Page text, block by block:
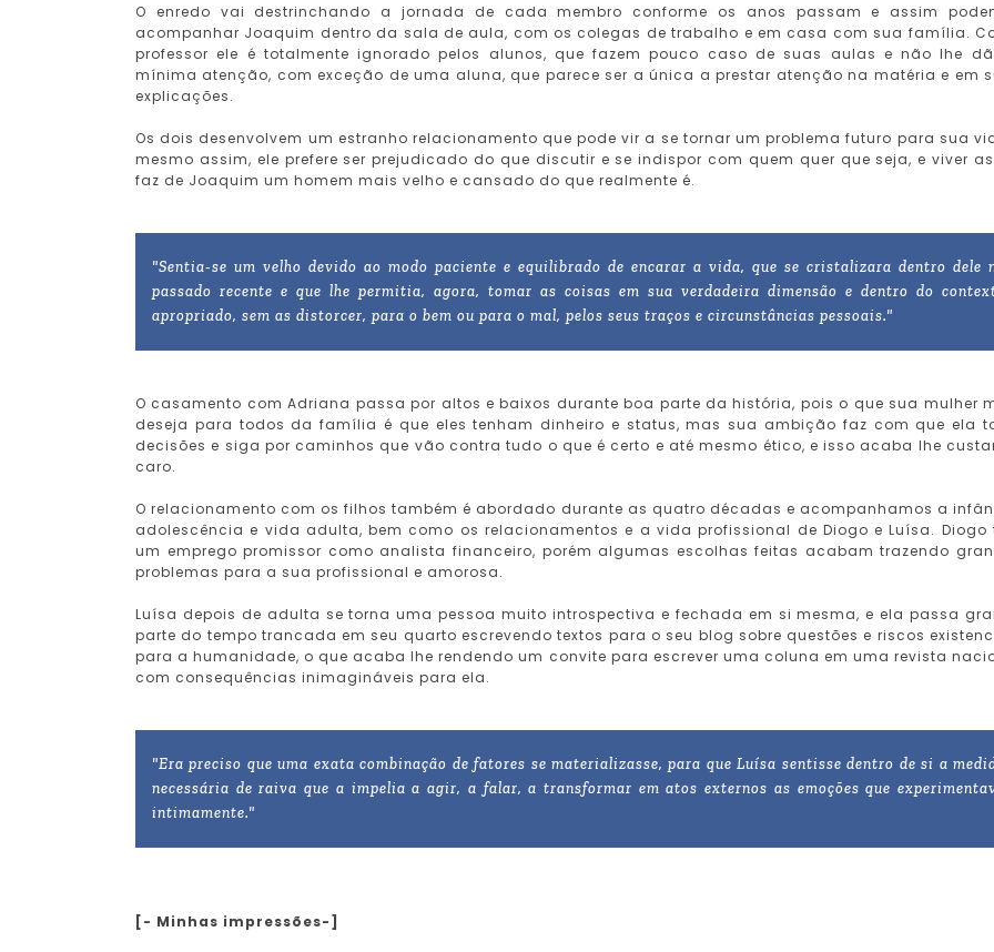
O enredo vai destrinchando a jornada de cada membro conforme os anos passam e assim
acompanhar Joaquim dentro da sala de aula, com os colegas de trabalho e em casa com sua família.
professor ele é totalmente ignorado pelos alunos, que fazem pouco caso de suas aulas e não lhe
mínima atenção, com exceção de uma aluna, que parece ser a única a prestar atenção na matéria e em
explicações.
Os dois desenvolvem um estranho relacionamento que pode vir a se tornar um problema futuro para sua
mesmo assim, ele prefere ser prejudicado do que discutir e se indispor com quem quer que seja, e viver
faz de Joaquim um homem mais velho e cansado do que realmente é.
"Sentia-se um velho devido ao modo paciente e equilibrado de encarar a vida, que se cristalizara dentro dele
passado recente e que lhe permitia, agora, tomar as coisas em sua verdadeira dimensão e dentro do
apropriado, sem as distorcer, para o bem ou para o mal, pelos seus traços e circunstâncias pessoais."
O casamento com Adriana passa por altos e baixos durante boa parte da história, pois o que sua mulher
deseja para todos da família é que eles tenham dinheiro e status, mas sua ambição faz com que ela
decisões e siga por caminhos que vão contra tudo o que é certo e até mesmo ético, e isso acaba lhe
caro.
O relacionamento com os filhos também é abordado durante as quatro décadas e acompanhamos a
adolescência e vida adulta, bem como os relacionamentos e a vida profissional de Diogo e Luísa. Diogo
um emprego promissor como analista financeiro, porém algumas escolhas feitas acabam trazendo
problemas para a sua profissional e amorosa.
Luísa depois de adulta se torna uma pessoa muito introspectiva e fechada em si mesma, e ela passa
parte do tempo trancada em seu quarto escrevendo textos para o seu blog sobre questões e riscos
para a humanidade, o que acaba lhe rendendo um convite para escrever uma coluna em uma revista
com consequências inimagináveis para ela.
"Era preciso que uma exata combinação de fatores se materializasse, para que Luísa sentisse dentro de si a
necessária de raiva que a impelia a agir, a falar, a transformar em atos externos as emoções que
intimamente."
[- Minhas impressões-]